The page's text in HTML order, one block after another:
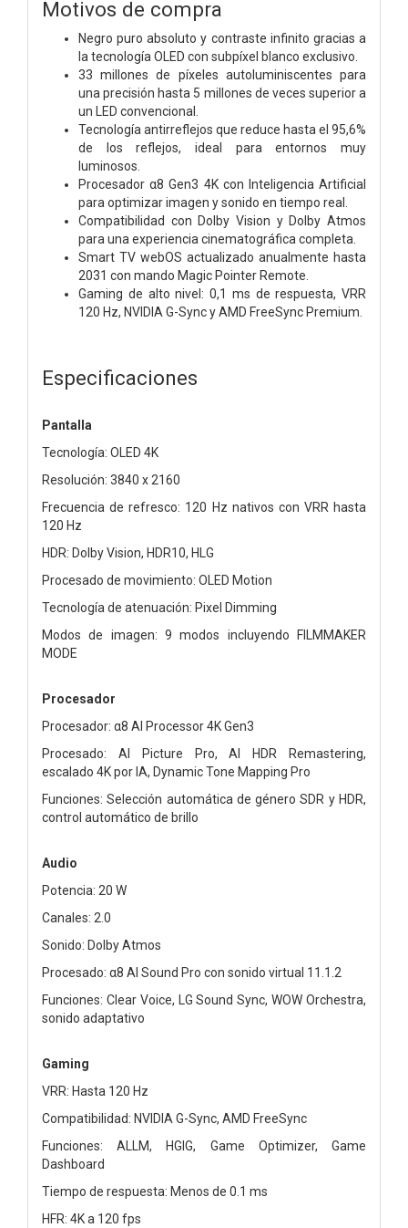
Motivos de compra
Negro puro absoluto y contraste infinito gracias a
la tecnología OLED con subpíxel blanco exclusivo.
33 millones de píxeles autoluminiscentes para
una precisión hasta 5 millones de veces superior a
un LED convencional.
Tecnología antirreflejos que reduce hasta el 95,6%
de los reflejos, ideal para entornos muy
luminosos.
Procesador α8 Gen3 4K con Inteligencia Artificial
para optimizar imagen y sonido en tiempo real.
Compatibilidad con Dolby Vision y Dolby Atmos
para una experiencia cinematográfica completa.
Smart TV webOS actualizado anualmente hasta
2031 con mando Magic Pointer Remote.
Gaming de alto nivel: 0,1 ms de respuesta, VRR
120 Hz, NVIDIA G-Sync y AMD FreeSync Premium.
Especificaciones
Pantalla
Tecnología: OLED 4K
Resolución: 3840 x 2160
Frecuencia de refresco: 120 Hz nativos con VRR hasta
120 Hz
HDR: Dolby Vision, HDR10, HLG
Procesado de movimiento: OLED Motion
Tecnología de atenuación: Pixel Dimming
Modos de imagen: 9 modos incluyendo FILMMAKER
MODE
Procesador
Procesador: α8 AI Processor 4K Gen3
Procesado: AI Picture Pro, AI HDR Remastering,
escalado 4K por IA, Dynamic Tone Mapping Pro
Funciones: Selección automática de género SDR y HDR,
control automático de brillo
Audio
Potencia: 20 W
Canales: 2.0
Sonido: Dolby Atmos
Procesado: α8 AI Sound Pro con sonido virtual 11.1.2
Funciones: Clear Voice, LG Sound Sync, WOW Orchestra,
sonido adaptativo
Gaming
VRR: Hasta 120 Hz
Compatibilidad: NVIDIA G-Sync, AMD FreeSync
Funciones: ALLM, HGIG, Game Optimizer, Game
Dashboard
Tiempo de respuesta: Menos de 0.1 ms
HFR: 4K a 120 fps